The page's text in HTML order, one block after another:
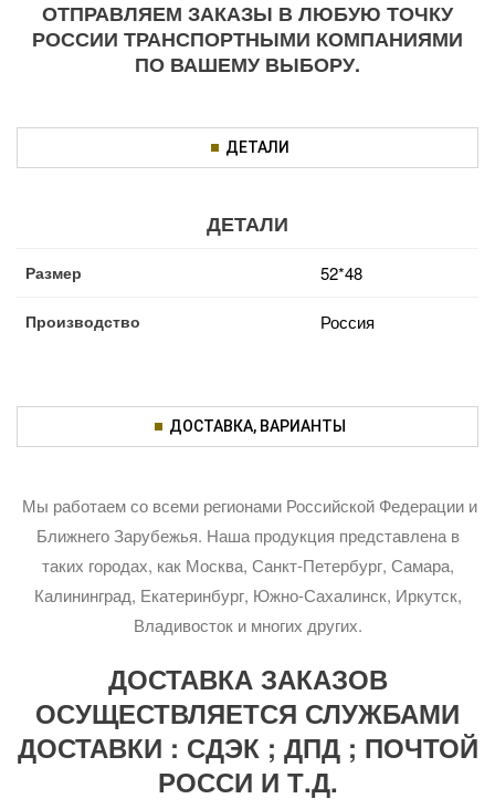
ОТПРАВЛЯЕМ ЗАКАЗЫ В ЛЮБУЮ ТОЧКУ
РОССИИ ТРАНСПОРТНЫМИ КОМПАНИЯМИ
ПО ВАШЕМУ ВЫБОРУ.
ДЕТАЛИ
ДЕТАЛИ
Размер 52*48
Производство Россия
ДОСТАВКА, ВАРИАНТЫ
Мы работаем со всеми регионами Российской Федерации и
Ближнего Зарубежья. Наша продукция представлена в
таких городах, как Москва, Санкт-Петербург, Самара,
Калининград, Екатеринбург, Южно-Сахалинск, Иркутск,
Владивосток и многих других.
ДОСТАВКА ЗАКАЗОВ
ОСУЩЕСТВЛЯЕТСЯ СЛУЖБАМИ
ДОСТАВКИ : СДЭК ; ДПД ; ПОЧТОЙ
РОССИ И Т.Д.